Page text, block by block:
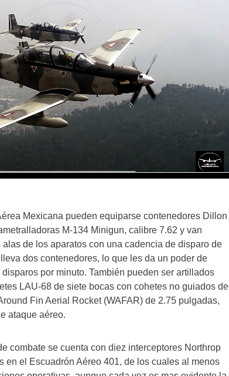
Mexicana pueden equiparse contenedores Dillon
M-134 Minigun, calibre 7.62 y van
de los aparatos con una cadencia de disparo de
dos contenedores, lo que les da un poder de
por minuto. También pueden ser artillados
LAU-68 de siete bocas con cohetes no guiados de
Fin Aerial Rocket (WAFAR) de 2.75 pulgadas,
ataque aéreo.
combate se cuenta con diez interceptores Northrop
en el Escuadrón Aéreo 401, de los cuales al menos